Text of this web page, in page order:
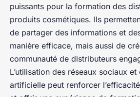
puissants pour la formation des
produits cosmétiques. Ils
de partager des informations et
manière efficace, mais aussi de
communauté de distributeurs
L’utilisation des réseaux sociaux et
artificielle peut renforcer